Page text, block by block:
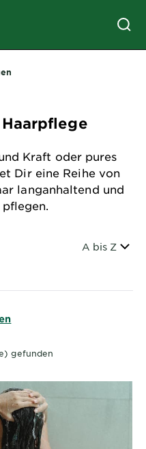
Kraft oder pures
Dir eine Reihe von
langanhaltend und
Sortiert nach
A bis Z
gefunden